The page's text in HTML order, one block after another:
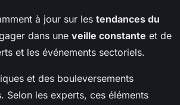
à jour sur les tendances du
dans une veille constante et de
et les événements sectoriels.
et des bouleversements
les experts, ces éléments